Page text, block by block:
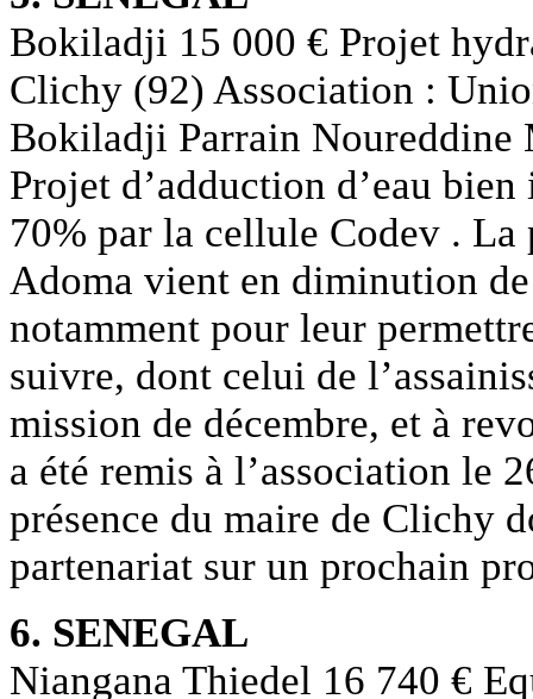
Bokiladji 15 000 € Projet
Clichy (92) Association :
Bokiladji Parrain Noureddine
Projet d’adduction d’eau
70% par la cellule Codev .
Adoma vient en diminution
notamment pour leur
suivre, dont celui de
mission de décembre, et à
a été remis à l’association le
présence du maire de Clichy
partenariat sur un prochain
6. SENEGAL
Niangana Thiedel 16 740 €